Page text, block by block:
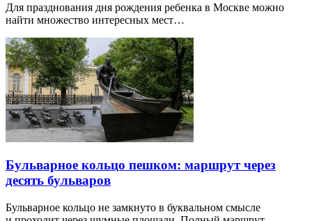
Для празднования дня рождения ребенка в Москве можно
найти множество интересных мест…
Бульварное кольцо пешком: маршрут через
десять бульваров
Бульварное кольцо не замкнуто в буквальном смысле